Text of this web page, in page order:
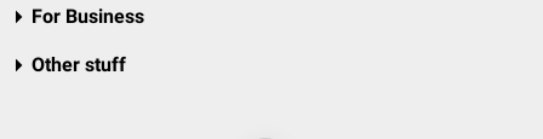
For Business
Other stuff